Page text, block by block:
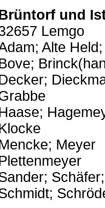
und
Lemgo
Alte
Meyer